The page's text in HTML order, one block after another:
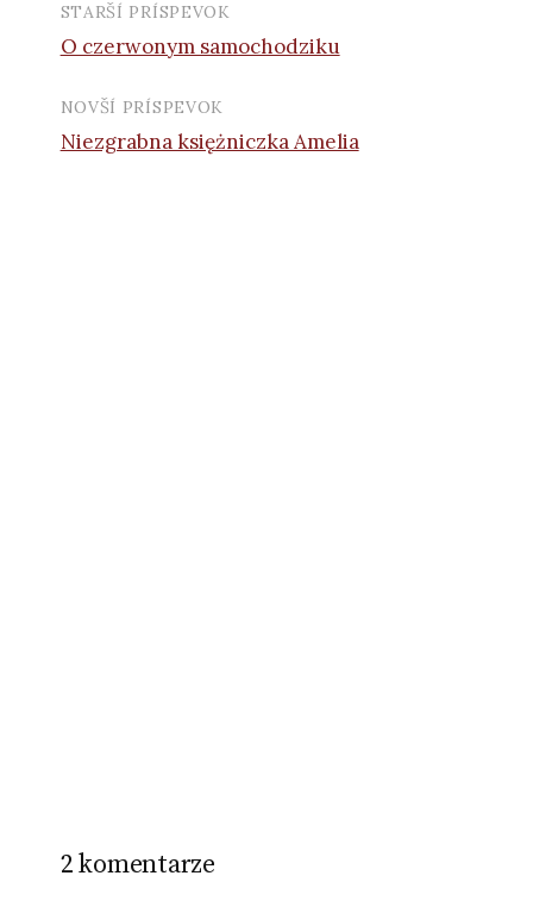
Navigácia
príspevkov
STARŠÍ PRÍSPEVOK
O czerwonym samochodziku
NOVŠÍ PRÍSPEVOK
Niezgrabna księżniczka Amelia
2 komentarze